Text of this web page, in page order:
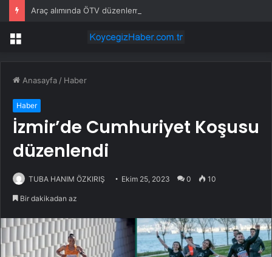
Menü
Anasayfa / Haber
Haber
İzmir’de Cumhuriyet Koşusu
düzenlendi
TUBA HANIM ÖZKIRIŞ Ekim 25, 2023 0 10
Bir dakikadan az